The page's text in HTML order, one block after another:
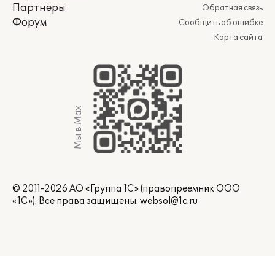
Партнеры
Форум
Обратная связь
Сообщить об ошибке
Карта сайта
Мы в Max
© 2011-2026 АО «Группа 1С» (правопреемник ООО
«1С»). Все права защищены. websol@1c.ru